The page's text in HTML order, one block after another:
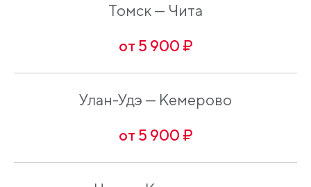
Томск — Чита
от 5 900 ₽
Улан-Удэ — Кемерово
от 5 900 ₽